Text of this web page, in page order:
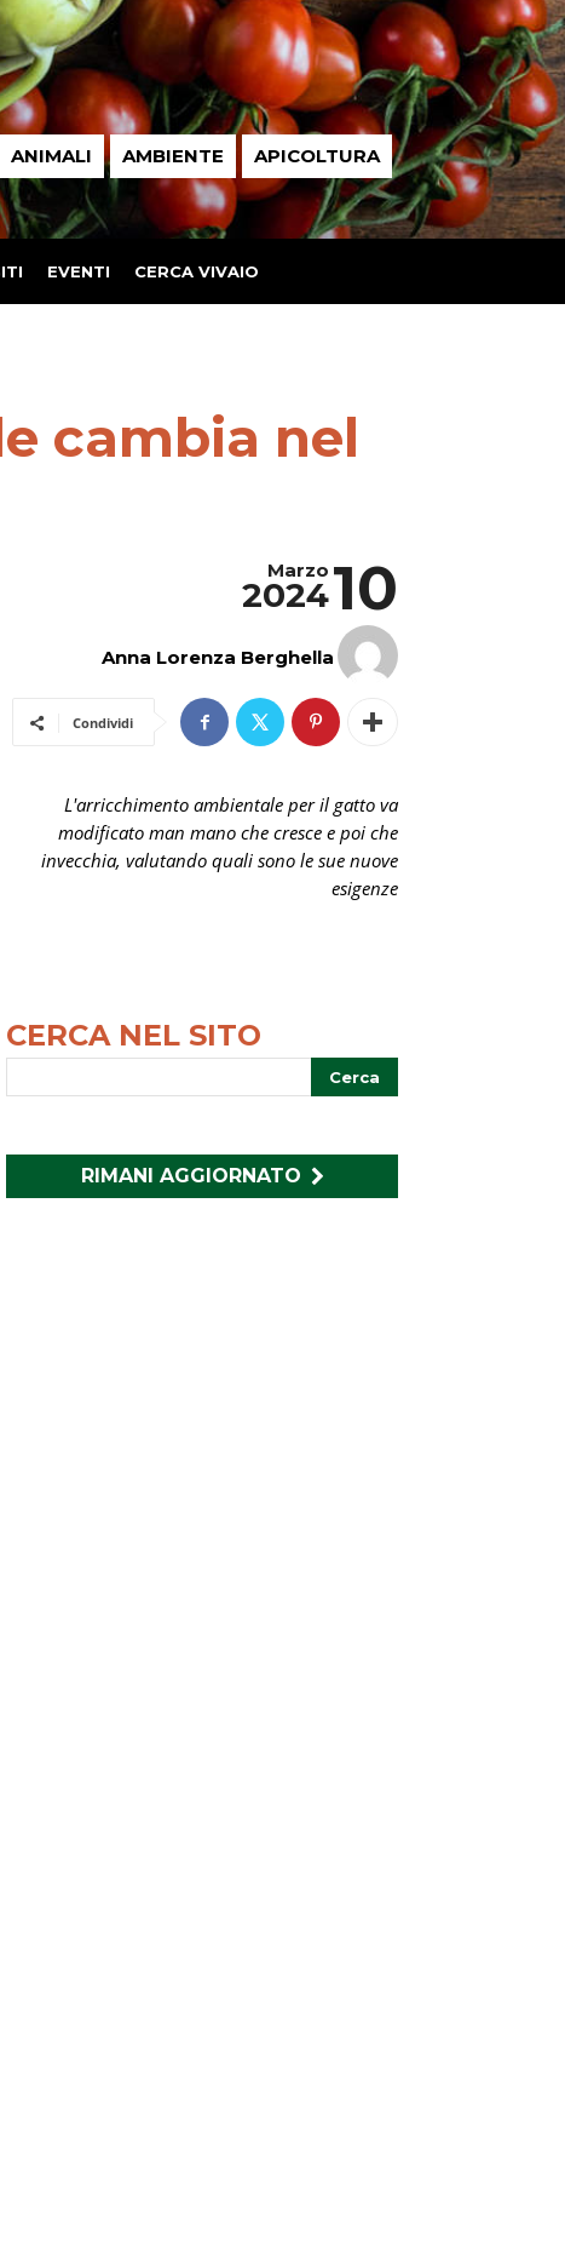
ANIMALI AMBIENTE APICOLTURA
EVENTI CERCA VIVAIO
cambia nel
10
Marzo
2024
Anna Lorenza Berghella
Condividi
L'arricchimento ambientale per il gatto va
modificato man mano che cresce e poi che
invecchia, valutando quali sono le sue nuove
esigenze
CERCA NEL SITO
RIMANI AGGIORNATO